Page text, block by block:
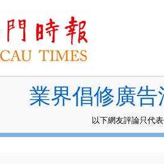
業界倡修廣
以下網友評論只代